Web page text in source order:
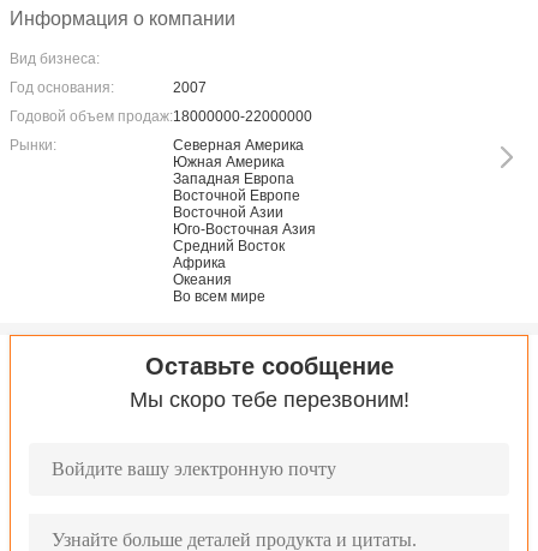
Информация о компании
Вид бизнеса:
Год основания:
2007
Годовой объем продаж:18000000-22000000
Рынки:
Северная Америка
Южная Америка
Западная Европа
Восточной Европе
Восточной Азии
Юго-Восточная Азия
Средний Восток
Африка
Океания
Во всем мире
Оставьте сообщение
Мы скоро тебе перезвоним!